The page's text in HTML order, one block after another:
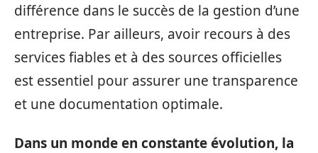
différence dans le succès de la gestion d’une
entreprise. Par ailleurs, avoir recours à des
services fiables et à des sources officielles
est essentiel pour assurer une transparence
et une documentation optimale.
Dans un monde en constante évolution, la